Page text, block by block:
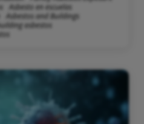
Asbesto en escuelas
Asbestos and Buildings
asbestos